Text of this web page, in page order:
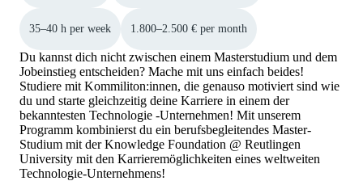
35–40 h per week 1.800–2.500 € per month
Du kannst dich nicht zwischen einem Masterstudium und dem
Jobeinstieg entscheiden? Mache mit uns einfach beides!
Studiere mit Kommiliton:innen, die genauso motiviert sind wie
du und starte gleichzeitig deine Karriere in einem der
bekanntesten Technologie -Unternehmen! Mit unserem
Programm kombinierst du ein berufsbegleitendes Master-
Studium mit der Knowledge Foundation @ Reutlingen
University mit den Karrieremöglichkeiten eines weltweiten
Technologie-Unternehmens!